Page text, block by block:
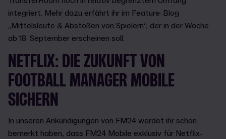
integriert. Mehr dazu erfährt ihr im Feature-Blog
„Mittelsleute & Abstoßen von Spielern“, der in der Woche
ab 18. September erscheinen soll.
NETFLIX: DIE ZUKUNFT VON
FOOTBALL MANAGER MOBILE
SICHERN
In unseren Ankündigungen von FM24 werdet ihr schon
bemerkt haben, dass FM24 Mobile exklusiv für Netflix-